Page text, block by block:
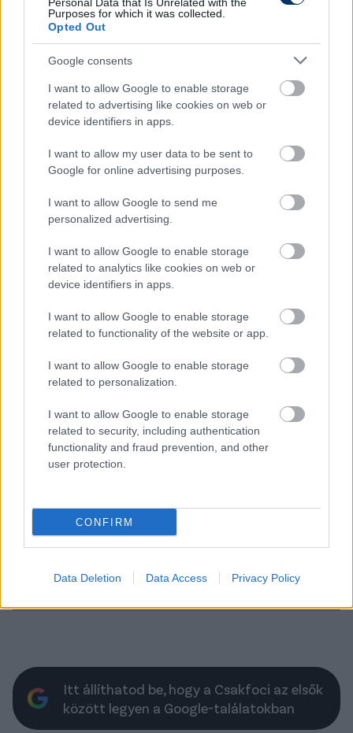
Purposes for which it was collected.
Opted Out
Google consents
I want to allow Google to enable storage
related to advertising like cookies on web or
device identifiers in apps.
I want to allow my user data to be sent to
Google for online advertising purposes.
I want to allow Google to send me
personalized advertising.
I want to allow Google to enable storage
related to analytics like cookies on web or
device identifiers in apps.
I want to allow Google to enable storage
related to functionality of the website or app.
I want to allow Google to enable storage
related to personalization.
I want to allow Google to enable storage
related to security, including authentication
functionality and fraud prevention, and other
user protection.
CONFIRM
Data Deletion Data Access Privacy Policy
Lennart Thylinszakíró a hiányzk ellenére is
optimistán látja a helyzetet:
Ez nem katasztrófa, inkább lehetőség arra, hogy új
hozzátéve, hogy Budapest most főpróba lehet
azoknak a fiataloknak, akik hosszú távon
pótolhatják a jelenlegi keret hiányzóit – vagy épp
kiharcolhatják helyüket a 2026-os vb-selejtezős
csapatban.
Hogy sikerül-e? Az péntek este kiderül, de a tét
egyre nagyobb, a svédek nemcsak győzelmet,
Olvastad már?
Rossi kezdőcsapatát!
Lépj öt percre Marco Rossi helyébe és szavazd meg a
Itt állíthatod be, hogy a Csakfoci az elsők
között legyen a Google-találatokban